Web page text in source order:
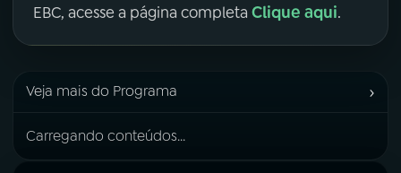
EBC, acesse a página completa Clique aqui.
Veja mais do Programa ›
Carregando conteúdos...